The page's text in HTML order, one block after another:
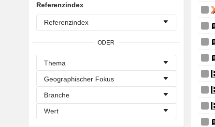
Referenzindex
Referenzindex
ODER
Thema
Geographischer Fokus
Branche
Wert